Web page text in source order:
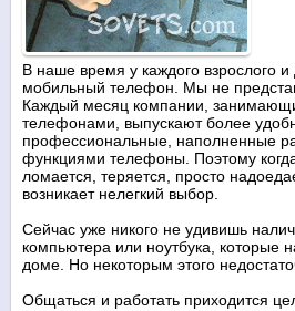
В наше время у каждого взрослого и
мобильный телефон. Мы не
Каждый месяц компании,
телефонами, выпускают более
профессиональные, наполненные
функциями телефоны. Поэтому
ломается, теряется, просто
возникает нелегкий выбор.
Сейчас уже никого не удивишь
компьютера или ноутбука, которые
доме. Но некоторым этого
Общаться и работать приходится